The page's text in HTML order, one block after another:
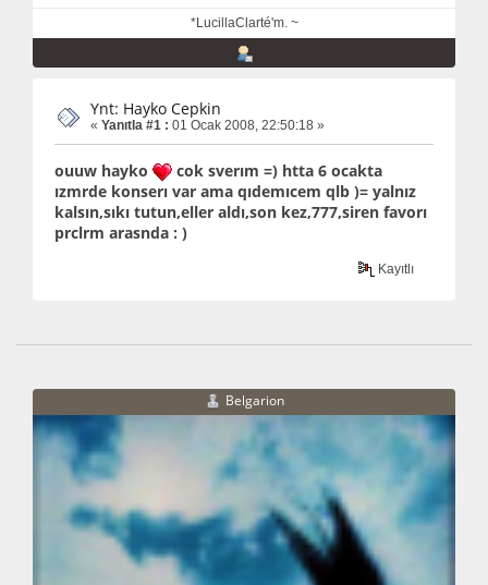
*LucillaClarté'm. ~
Ynt: Hayko Cepkin
« Yanıtla #1 : 01 Ocak 2008, 22:50:18 »
ouuw hayko
cok sverım =) htta 6 ocakta
ızmrde konserı var ama qıdemıcem qlb )= yalnız
kalsın,sıkı tutun,eller aldı,son kez,777,siren favorı
prclrm arasnda : )
Kayıtlı
Belgarion